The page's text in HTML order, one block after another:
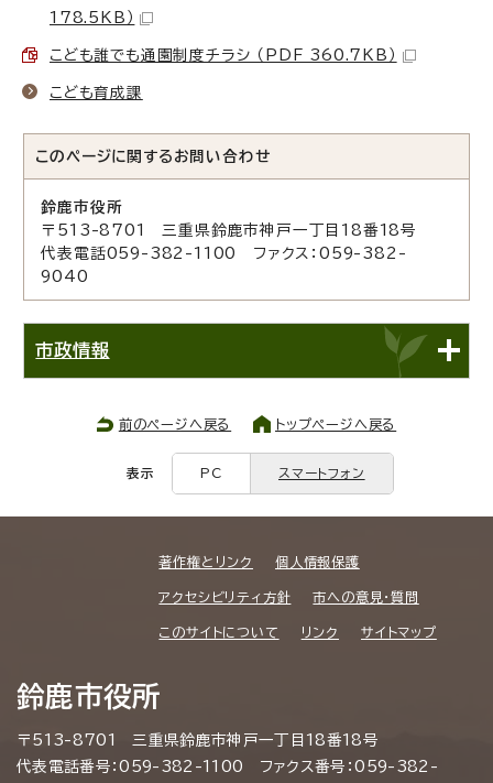
178.5KB）
こども誰でも通園制度チラシ （PDF 360.7KB）
こども育成課
このページに関する お問い合わせ
鈴鹿市役所
〒513-8701 三重県鈴鹿市神戸一丁目18番18号
代表電話059-382-1100 ファクス：059-382-
9040
市政情報
前のページへ戻る トップページへ戻る
表示 PC スマートフォン
著作権とリンク 個人情報保護
アクセシビリティ方針 市への意見・質問
このサイトについて リンク サイトマップ
鈴鹿市役所
〒513-8701 三重県鈴鹿市神戸一丁目18番18号
代表電話番号：059-382-1100 ファクス番号：059-382-